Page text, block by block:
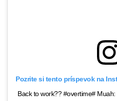
Pozrite si tento príspevok na
Back to work?? #overtime#